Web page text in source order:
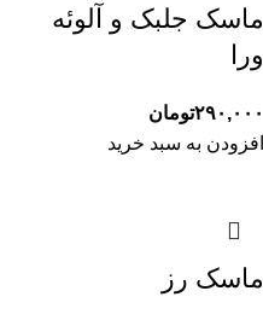
ماسک جلبک و آلوئه
ورا
۲۹۰,۰۰۰تومان
افزودن به سبد خرید
ماسک رز